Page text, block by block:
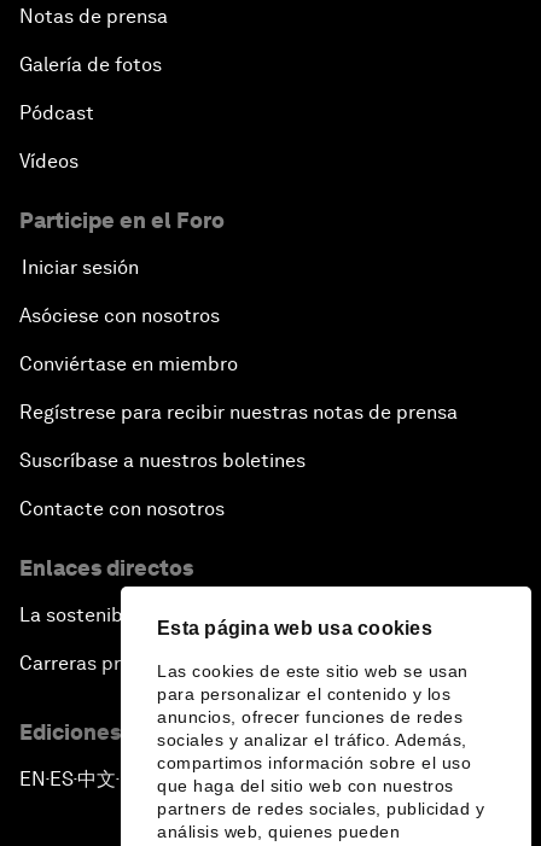
Esta página web usa cookies
Las cookies de este sitio web se usan
para personalizar el contenido y los
anuncios, ofrecer funciones de redes
sociales y analizar el tráfico. Además,
compartimos información sobre el uso
que haga del sitio web con nuestros
partners de redes sociales, publicidad y
análisis web, quienes pueden
Notas de prensa
Galería de fotos
Pódcast
Vídeos
Participe en el Foro
Iniciar sesión
Asóciese con nosotros
Conviértase en miembro
Regístrese para recibir nuestras notas de prensa
Suscríbase a nuestros boletines
Contacte con nosotros
Enlaces directos
La sostenibilidad en el Foro
Carreras profesionales
Ediciones en otros idiomas
EN ▪ES▪中文▪ 日本語